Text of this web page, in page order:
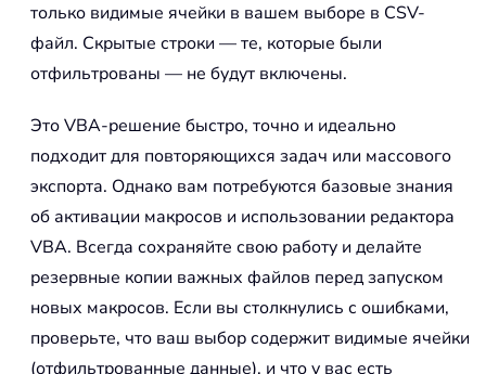
только видимые ячейки в вашем выборе в CSV-
файл. Скрытые строки — те, которые были
отфильтрованы — не будут включены.
Это VBA-решение быстро, точно и идеально
подходит для повторяющихся задач или массового
экспорта. Однако вам потребуются базовые знания
об активации макросов и использовании редактора
VBA. Всегда сохраняйте свою работу и делайте
резервные копии важных файлов перед запуском
новых макросов. Если вы столкнулись с ошибками,
проверьте, что ваш выбор содержит видимые ячейки
(отфильтрованные данные), и что у вас есть